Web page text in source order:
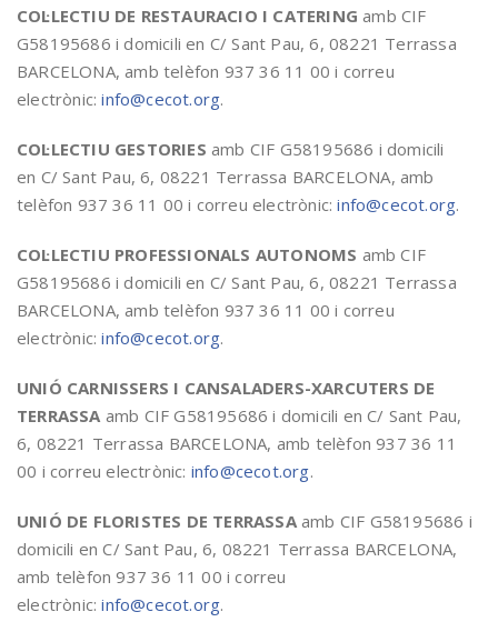
COL·LECTIU DE RESTAURACIO I CATERINGamb CIF
G58195686 i domicili en C/ Sant Pau, 6, 08221 Terrassa
BARCELONA, amb telèfon 937 36 11 00 i correu
electrònic:info@cecot.org.
COL·LECTIU GESTORIES amb CIF G58195686 i domicili
en C/ Sant Pau, 6, 08221 Terrassa BARCELONA, amb
telèfon 937 36 11 00 i correu electrònic:info@cecot.org.
COL·LECTIU PROFESSIONALS AUTONOMS amb CIF
G58195686 i domicili en C/ Sant Pau, 6, 08221 Terrassa
BARCELONA, amb telèfon 937 36 11 00 i correu
electrònic:info@cecot.org.
UNIÓ CARNISSERS I CANSALADERS-XARCUTERS DE
TERRASSA amb CIF G58195686 i domicili en C/ Sant Pau,
6, 08221 Terrassa BARCELONA, amb telèfon 937 36 11
00 i correu electrònic: info@cecot.org.
UNIÓ DE FLORISTES DE TERRASSA amb CIF G58195686 i
domicili en C/ Sant Pau, 6, 08221 Terrassa BARCELONA,
amb telèfon 937 36 11 00 i correu
electrònic:info@cecot.org.